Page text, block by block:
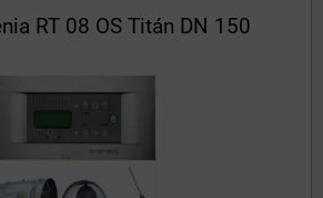
RT 08 OS Titán DN 150